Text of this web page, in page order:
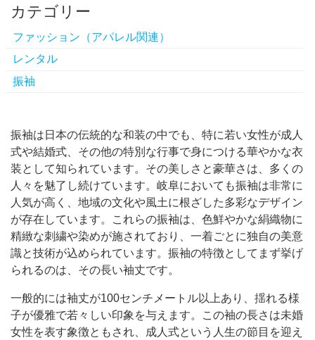
カテゴリー
ファッション（アパレル関連）
レンタル
振袖
振袖は日本の伝統的な和装の中でも、特に若い女性が成人
式や結婚式、その他の特別な行事で身につける華やかな衣
装として知られています。 その美しさと豪華さは、多くの
人々を魅了し続けています。岐阜においても振袖は非常に
人気が高く、地域の文化や風土に根ざした多彩なデザイン
が存在しています。これらの振袖は、色鮮やかな絹織物に
精緻な刺繍や染めが施されており、一着ごとに独自の美意
識と技術が込められています。振袖の特徴としてまず挙げ
られるのは、その長い袖丈です。
一般的には袖丈が100センチメートル以上あり、揺れる様
子が優雅で若々しい印象を与えます。この袖の長さは未婚
女性を表す象徴ともされ、成人式という人生の節目を迎え